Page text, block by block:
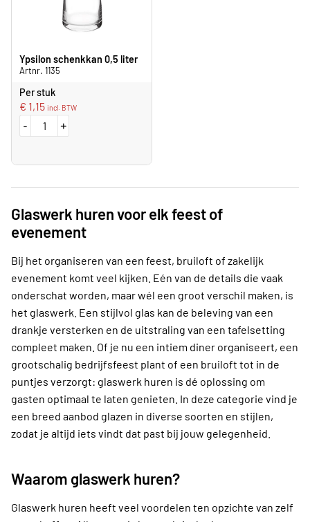
Ypsilon schenkkan 0,5 liter
Artnr. 1135
Per stuk
€ 1,15 incl. BTW
- +
Glaswerk huren voor elk feest of
evenement
Bij het organiseren van een feest, bruiloft of zakelijk
evenement komt veel kijken. Eén van de details die vaak
onderschat worden, maar wél een groot verschil maken, is
het glaswerk. Een stijlvol glas kan de beleving van een
drankje versterken en de uitstraling van een tafelsetting
compleet maken. Of je nu een intiem diner organiseert, een
grootschalig bedrijfsfeest plant of een bruiloft tot in de
puntjes verzorgt: glaswerk huren is dé oplossing om
gasten optimaal te laten genieten. In deze categorie vind je
een breed aanbod glazen in diverse soorten en stijlen,
zodat je altijd iets vindt dat past bij jouw gelegenheid.
Waarom glaswerk huren?
Glaswerk huren heeft veel voordelen ten opzichte van zelf